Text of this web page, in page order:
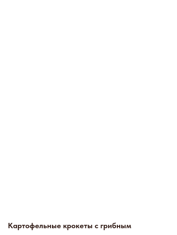
Картофельные крокеты с грибным